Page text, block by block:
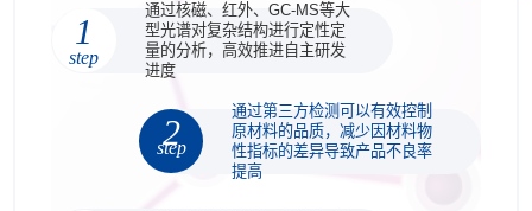
1
step
通过核磁、红外、GC-MS等大
型光谱对复杂结构进行定性定
量的分析，高效推进自主研发
进度
2
step
通过第三方检测可以有效控制
原材料的品质，减少因材料物
性指标的差异导致产品不良率
提高